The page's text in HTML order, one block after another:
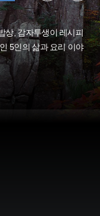
상, 감자투생이 레시피
5인의 삶과 요리 이야